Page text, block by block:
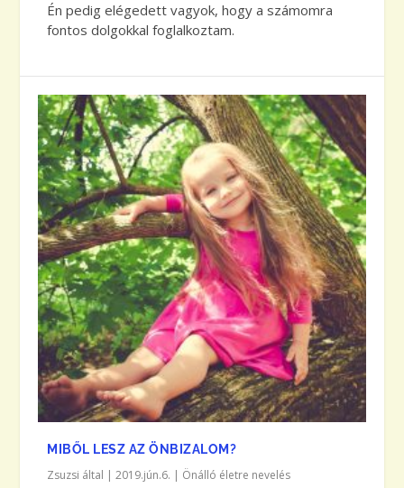
Én pedig elégedett vagyok, hogy a számomra
fontos dolgokkal foglalkoztam.
MIBŐL LESZ AZ ÖNBIZALOM?
Zsuzsi által |2019.jún.6. | Önálló életre nevelés